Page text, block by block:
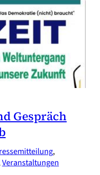
Gespräch
,
Veranstaltungen